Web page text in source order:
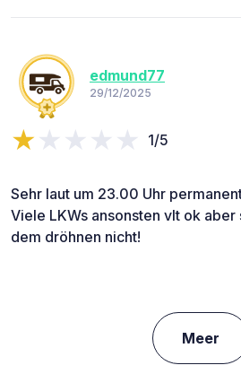
edmund77
29/12/2025
1/5
Sehr laut um 23.00 Uhr
Viele LKWs ansonsten vlt ok
dem dröhnen nicht!
Meer